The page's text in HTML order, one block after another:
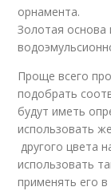
орнамента.
Золотая
Проще всего
подобрать
будут иметь
использовать
другого цвета
использовать
применять его в